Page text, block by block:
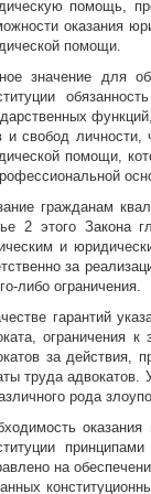
помощь,
оказания
помощи.
значение для
и свобод личности,
помощи,
гражданам
2 этого Закона
и
за
либо ограничения.
гарантий
ограничения к
за действия,
труда
рода
на